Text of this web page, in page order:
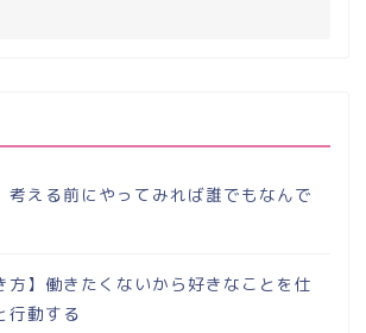
考える前にやってみれば誰でもなんで
方】働きたくないから好きなことを仕
行動する